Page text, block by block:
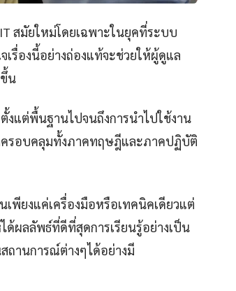
สมัยใหม่โดยเฉพาะในยุคที่ระบบ
รื่องนี้อย่างถ่องแท้จะช่วยให้ผู้ดูแล
น
งแต่พื้นฐานไปจนถึงการนำไปใช้งาน
ครอบคลุมทั้งภาคทฤษฎีและภาคปฏิบัติ
เพียงแค่เครื่องมือหรือเทคนิคเดียวแต่
ผลลัพธ์ที่ดีที่สุดการเรียนรู้อย่างเป็น
ถานการณ์ต่างๆได้อย่างมี